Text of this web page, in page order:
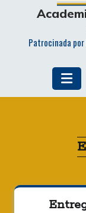
Patrocinada por